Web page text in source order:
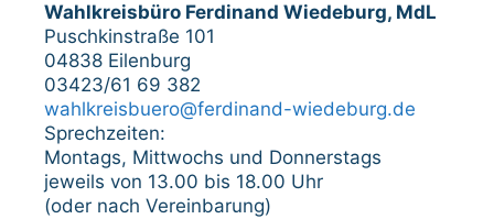
Wahlkreisbüro Ferdinand Wiedeburg, MdL
Puschkinstraße 101
04838 Eilenburg
03423/61 69 382
wahlkreisbuero@ferdinand-wiedeburg.de
Sprechzeiten:
Montags, Mittwochs und Donnerstags
jeweils von 13.00 bis 18.00 Uhr
(oder nach Vereinbarung)